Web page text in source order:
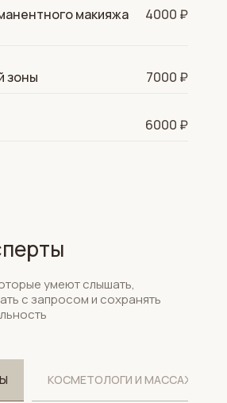
макияжа
4000 ₽
зоны 7000 ₽
6000 ₽
умеют слышать,
с запросом и сохранять
КОСМЕТОЛОГИ И МАССАЖИСТЫ